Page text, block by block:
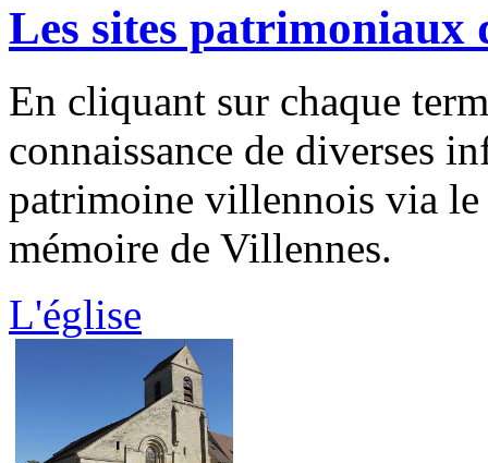
Les sites patrimoniaux
En cliquant sur chaque
connaissance de diverses
patrimoine villennois via
mémoire de Villennes.
L'église